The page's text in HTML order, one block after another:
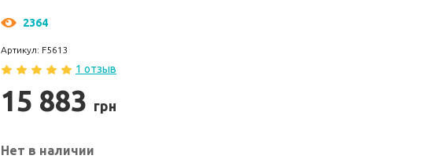
2364
Артикул: F5613
1 отзыв
15 883 грн
Нет в наличии